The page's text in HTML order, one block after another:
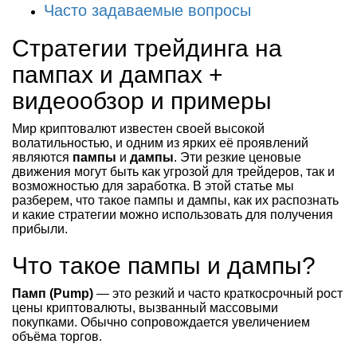
Часто задаваемые вопросы
Стратегии трейдинга на
пампах и дампах +
видеообзор и примеры
Мир криптовалют известен своей высокой
волатильностью, и одним из ярких её проявлений
являются пампы и дампы. Эти резкие ценовые
движения могут быть как угрозой для трейдеров, так и
возможностью для заработка. В этой статье мы
разберем, что такое пампы и дампы, как их распознать
и какие стратегии можно использовать для получения
прибыли.
Что такое пампы и дампы?
Памп (Pump) — это резкий и часто краткосрочный рост
цены криптовалюты, вызванный массовыми
покупками. Обычно сопровождается увеличением
объёма торгов.